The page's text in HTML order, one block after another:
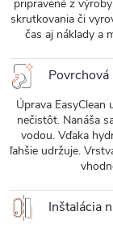
pripravené z
skrutkovania či
čas aj náklady a
Povrchová
Úprava
nečistôt. Nanáša
vodou. Vďaka
ľahšie udržuje.
Inštalácia